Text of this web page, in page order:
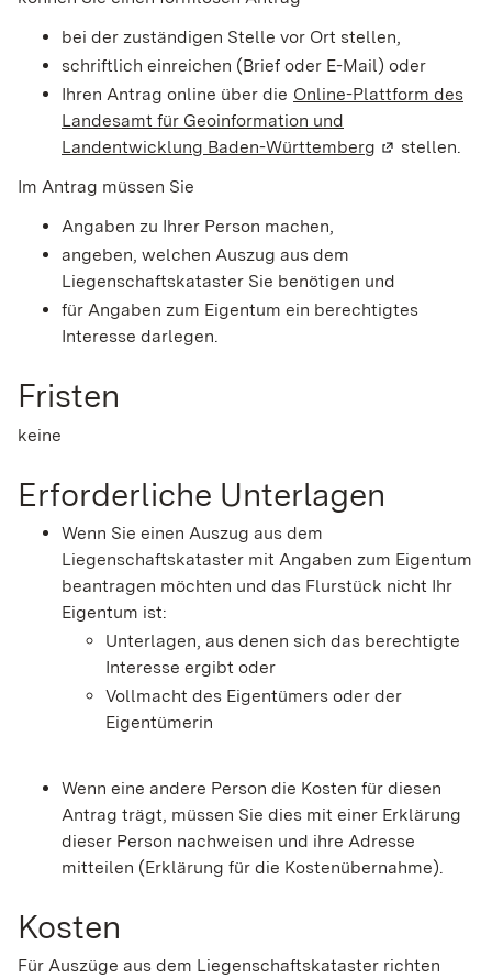
bei der zuständigen Stelle vor Ort stellen,
schriftlich einreichen (Brief oder E-Mail) oder
Ihren Antrag online über die Online-Plattform des
Landesamt für Geoinformation und
Landentwicklung Baden-Württemberg (Wird in
stellen.
Im Antrag müssen Sie
Angaben zu Ihrer Person machen,
angeben, welchen Auszug aus dem
Liegenschaftskataster Sie benötigen und
für Angaben zum Eigentum ein berechtigtes
Interesse darlegen.
Fristen
keine
Erforderliche Unterlagen
Wenn Sie einen Auszug aus dem
Liegenschaftskataster mit Angaben zum Eigentum
beantragen möchten und das Flurstück nicht Ihr
Eigentum ist:
Unterlagen, aus denen sich das berechtigte
Interesse ergibt oder
Vollmacht des Eigentümers oder der
Eigentümerin
Wenn eine andere Person die Kosten für diesen
Antrag trägt, müssen Sie dies mit einer Erklärung
dieser Person nachweisen und ihre Adresse
mitteilen (Erklärung für die Kostenübernahme).
Kosten
Für Auszüge aus dem Liegenschaftskataster richten